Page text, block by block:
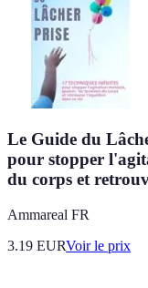
Le Guide du
pour stopper
du corps et
Ammareal FR
3.19 EURVoir le prix